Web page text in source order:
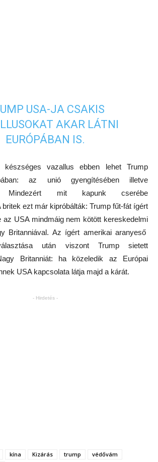
USA-JA CSAKIS
AKAR LÁTNI
EURÓPÁBAN IS.
vazallus ebben lehet Trump
az unió gyengítésében illetve
Mindezért mit kapunk cserébe
britek ezt már kipróbálták: Trump fűt-fát ígért
az USA mindmáig nem kötött kereskedelmi
Britanniával. Az ígért amerikai aranyeső
után viszont Trump sietett
Britanniát: ha közeledik az Európai
USA kapcsolata látja majd a kárát.
- Hirdetés -
kína Kizárás trump
védővám